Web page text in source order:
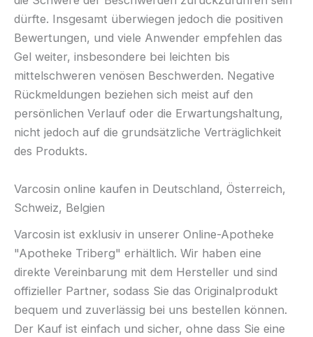
dürfte. Insgesamt überwiegen jedoch die positiven
Bewertungen, und viele Anwender empfehlen das
Gel weiter, insbesondere bei leichten bis
mittelschweren venösen Beschwerden. Negative
Rückmeldungen beziehen sich meist auf den
persönlichen Verlauf oder die Erwartungshaltung,
nicht jedoch auf die grundsätzliche Verträglichkeit
des Produkts.
Varcosin online kaufen in Deutschland, Österreich,
Schweiz, Belgien
Varcosin ist exklusiv in unserer Online-Apotheke
"Apotheke Triberg" erhältlich. Wir haben eine
direkte Vereinbarung mit dem Hersteller und sind
offizieller Partner, sodass Sie das Originalprodukt
bequem und zuverlässig bei uns bestellen können.
Der Kauf ist einfach und sicher, ohne dass Sie eine